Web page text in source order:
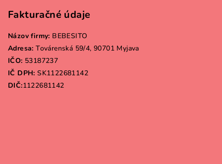
Fakturačné údaje
Názov firmy: BEBESITO
Adresa: Továrenská 59/4, 90701 Myjava
IČO: 53187237
IČ DPH: SK1122681142
DIČ:1122681142